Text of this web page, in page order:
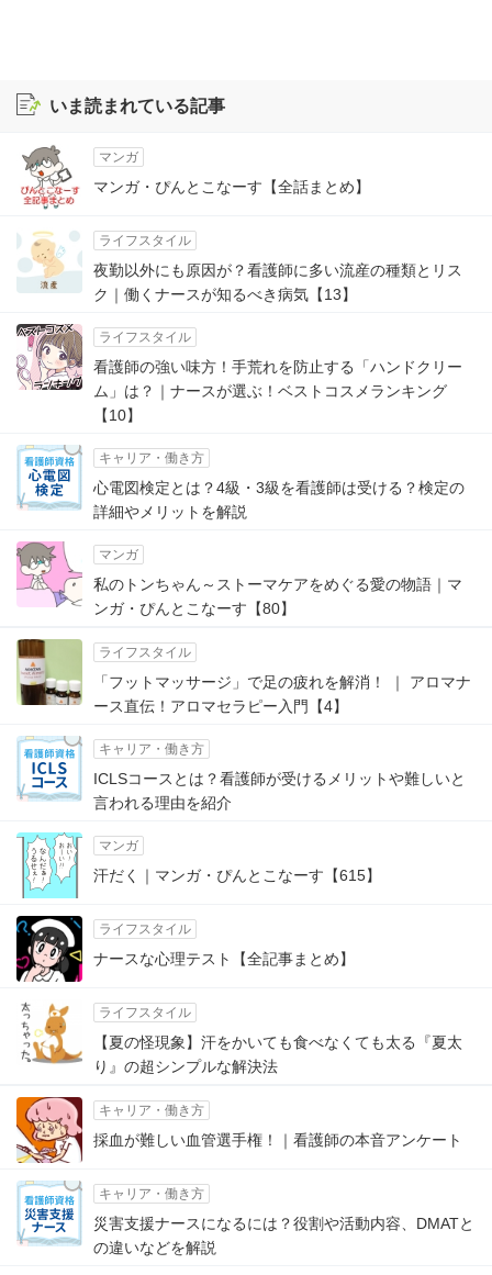
いま読まれている記事
マンガ
マンガ・ぴんとこなーす【全話まとめ】
ライフスタイル
夜勤以外にも原因が？看護師に多い流産の種類とリス
ク｜働くナースが知るべき病気【13】
ライフスタイル
看護師の強い味方！手荒れを防止する「ハンドクリー
ム」は？｜ナースが選ぶ！ベストコスメランキング
【10】
キャリア・働き方
心電図検定とは？4級・3級を看護師は受ける？検定の
詳細やメリットを解説
マンガ
私のトンちゃん～ストーマケアをめぐる愛の物語｜マ
ンガ・ぴんとこなーす【80】
ライフスタイル
「フットマッサージ」で足の疲れを解消！ ｜ アロマナ
ース直伝！アロマセラピー入門【4】
キャリア・働き方
ICLSコースとは？看護師が受けるメリットや難しいと
言われる理由を紹介
マンガ
汗だく｜マンガ・ぴんとこなーす【615】
ライフスタイル
ナースな心理テスト【全記事まとめ】
ライフスタイル
【夏の怪現象】汗をかいても食べなくても太る『夏太
り』の超シンプルな解決法
キャリア・働き方
採血が難しい血管選手権！｜看護師の本音アンケート
キャリア・働き方
災害支援ナースになるには？役割や活動内容、DMATと
の違いなどを解説